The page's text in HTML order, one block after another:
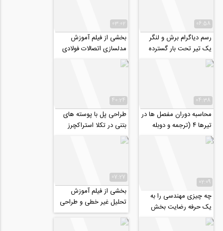
06:58
رسم دیاگرام برش و لنگر
یک تیر تحت بار گسترده
(ترجمه و دوبله اختصاصی
موسسه ۸۰۸)
03:02
بخشی از فیلم آموزش
مدلسازی اتصالات فولادی
در نرم افزار ABAQUS
04:38
محاسبه دوران مفصل ها در
تیرها ۴ (ترجمه و دوبله
اختصاصی موسسه ۸۰۸)
40:24
طراحی پل با پوسته های
بتنی در تکلا استراکچرز
02:09
چه چیزی مهندسی را به
یک حرفه رضایت بخش
تبدیل می کند؟ (ترجمه و
زیرنویس اختصاصی...
07:27
بخشی از فیلم آموزش
تحلیل غیر خطی و طراحی
سازه های بلند در نرم افزار
SAP2000